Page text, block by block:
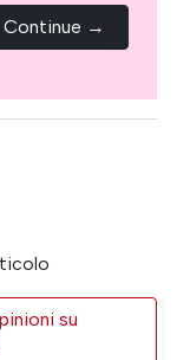
Continue →
su